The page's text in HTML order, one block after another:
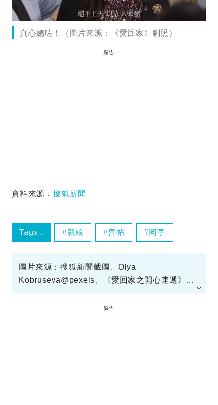
真心嬲咗！（圖片來源：《愛回家》劇照）
廣告
資料來源： 搜狐新聞
Tags : 新娘 喜帖 同事
圖片來源：搜狐新聞截圖、Olya
Kobruseva@pexels、《愛回家之開心速遞》電
廣告